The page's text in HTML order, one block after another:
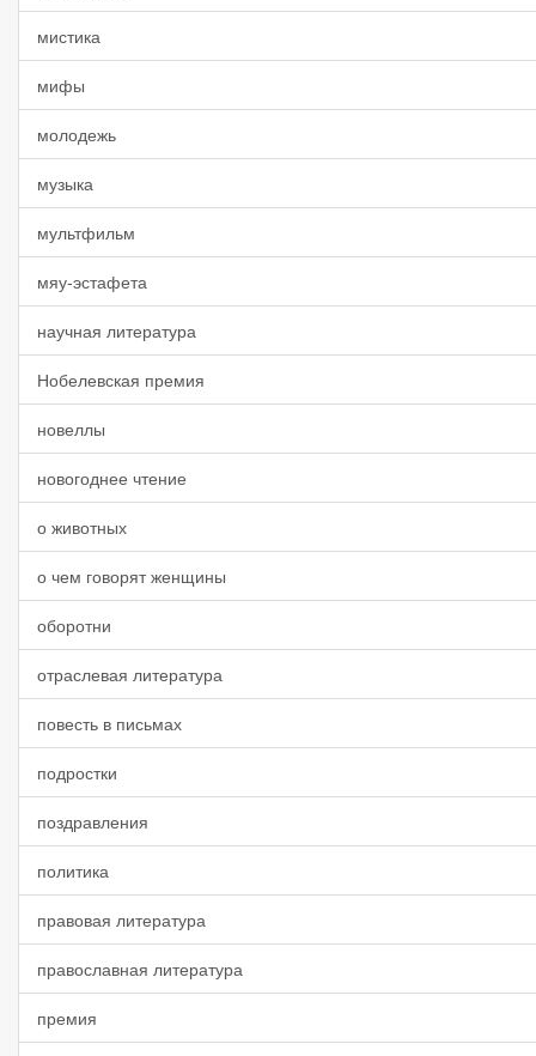
мистика
мифы
молодежь
музыка
мультфильм
мяу-эстафета
научная литература
Нобелевская премия
новеллы
новогоднее чтение
о животных
о чем говорят женщины
оборотни
отраслевая литература
повесть в письмах
подростки
поздравления
политика
правовая литература
православная литература
премия